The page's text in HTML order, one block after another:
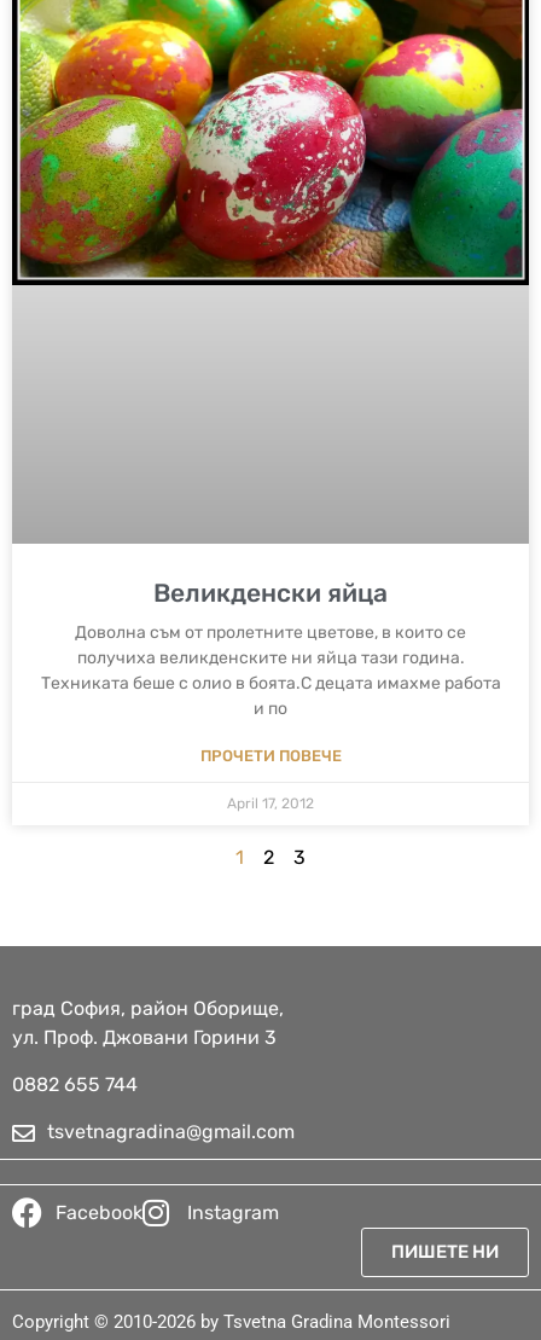
Великденски яйца
Доволна съм от пролетните цветове, в които се
получиха великденските ни яйца тази година.
Техниката беше с олио в боята.С децата имахме работа
и по
ПРОЧЕТИ ПОВЕЧЕ
April 17, 2012
1 2 3
град София, район Оборище,
ул. Проф. Джовани Горини 3
0882 655 744​
tsvetnagradina@gmail.com
Facebook Instagram
ПИШЕТЕ НИ
Copyright © 2010-2026 by Tsvetna Gradina Montessori